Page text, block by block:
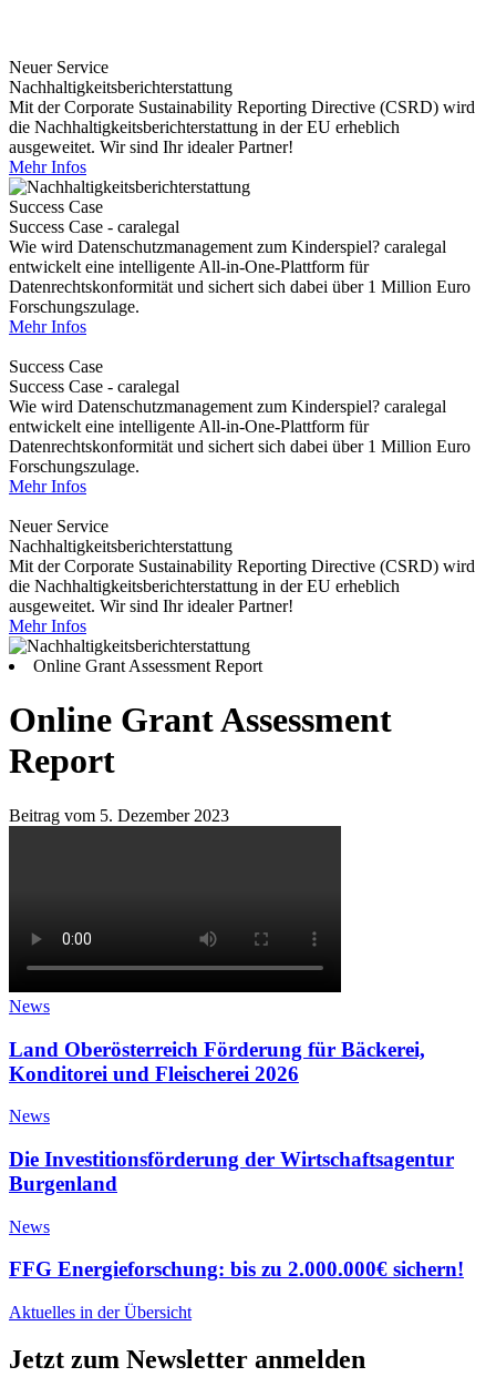
Neuer Service
Nachhaltigkeitsberichterstattung
Mit der Corporate Sustainability Reporting Directive (CSRD) wird
die Nachhaltigkeitsberichterstattung in der EU erheblich
ausgeweitet. Wir sind Ihr idealer Partner!
Mehr Infos
Success Case
Success Case - caralegal
Wie wird Datenschutzmanagement zum Kinderspiel? caralegal
entwickelt eine intelligente All-in-One-Plattform für
Datenrechtskonformität und sichert sich dabei über 1 Million Euro
Forschungszulage.
Mehr Infos
Success Case
Success Case - caralegal
Wie wird Datenschutzmanagement zum Kinderspiel? caralegal
entwickelt eine intelligente All-in-One-Plattform für
Datenrechtskonformität und sichert sich dabei über 1 Million Euro
Forschungszulage.
Mehr Infos
Neuer Service
Nachhaltigkeitsberichterstattung
Mit der Corporate Sustainability Reporting Directive (CSRD) wird
die Nachhaltigkeitsberichterstattung in der EU erheblich
ausgeweitet. Wir sind Ihr idealer Partner!
Mehr Infos
Online Grant Assessment Report
Online Grant Assessment
Report
Beitrag vom 5. Dezember 2023
News
Land Oberösterreich Förderung für Bäckerei,
Konditorei und Fleischerei 2026
News
Die Investitionsförderung der Wirtschaftsagentur
Burgenland
News
FFG Energieforschung: bis zu 2.000.000€ sichern!
Aktuelles in der Übersicht
Jetzt zum Newsletter anmelden